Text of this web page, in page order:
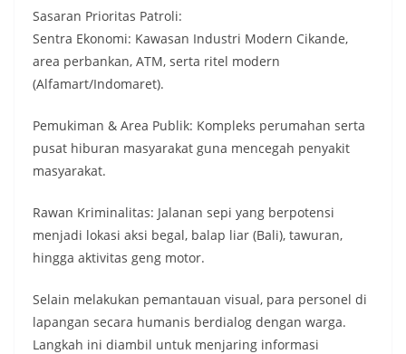
​Sasaran Prioritas Patroli:
​Sentra Ekonomi: Kawasan Industri Modern Cikande,
area perbankan, ATM, serta ritel modern
(Alfamart/Indomaret).
​Pemukiman & Area Publik: Kompleks perumahan serta
pusat hiburan masyarakat guna mencegah penyakit
masyarakat.
​Rawan Kriminalitas: Jalanan sepi yang berpotensi
menjadi lokasi aksi begal, balap liar (Bali), tawuran,
hingga aktivitas geng motor.
​Selain melakukan pemantauan visual, para personel di
lapangan secara humanis berdialog dengan warga.
Langkah ini diambil untuk menjaring informasi